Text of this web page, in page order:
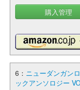
購入管理
6： ニューダンガン
ックアンソロジー